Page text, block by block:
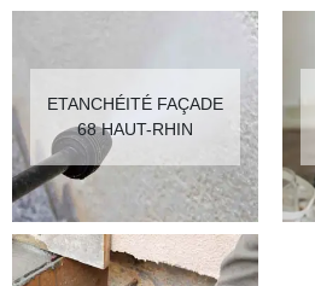
ETANCHÉITÉ FAÇADE
68 HAUT-RHIN